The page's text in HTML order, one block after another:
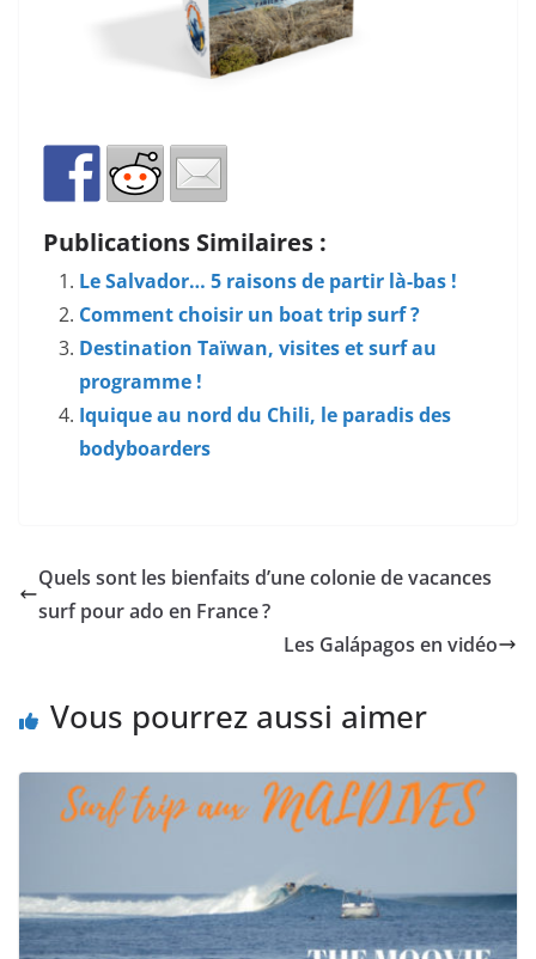
Publications Similaires :
Le Salvador… 5 raisons de partir là-bas !
Comment choisir un boat trip surf ?
Destination Taïwan, visites et surf au
programme !
Iquique au nord du Chili, le paradis des
bodyboarders
Quels sont les bienfaits d’une colonie de vacances
surf pour ado en France ?
Les Galápagos en vidéo
Vous pourrez aussi aimer